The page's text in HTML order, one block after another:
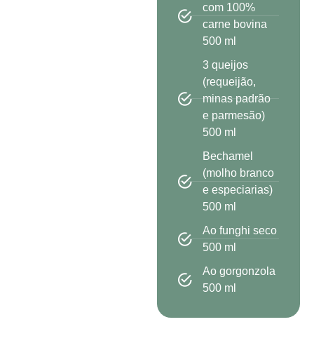
com 100%
carne bovina
500 ml
3 queijos
(requeijão,
minas padrão
e parmesão)
500 ml
Bechamel
(molho branco
e especiarias)
500 ml
Ao funghi seco
500 ml
Ao gorgonzola
500 ml